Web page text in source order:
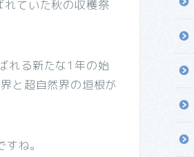
ていた秋の収穫祭
れる新たな1年の始
と超自然界の垣根が
ね。